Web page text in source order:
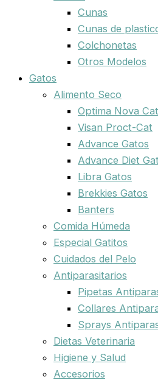
Cunas
Cunas de
Colchonetas
Otros Modelos
Gatos
Alimento Seco
Optima Nova Cat
Visan Proct-Cat
Advance Gatos
Advance Diet
Libra Gatos
Brekkies Gatos
Banters
Comida Húmeda
Especial Gatitos
Cuidados del Pelo
Antiparasitarios
Pipetas
Collares
Sprays
Dietas Veterinaria
Higiene y Salud
Accesorios